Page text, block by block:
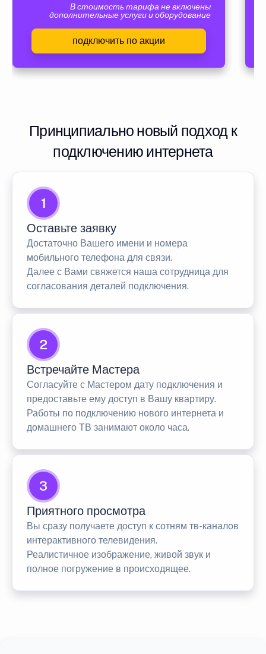
В стоимость тарифа не включены
дополнительные услуги и оборудование
подключить по акции
Принципиально новый подход к
подключению интернета
1
Оставьте заявку
Достаточно Вашего имени и номера
мобильного телефона для связи.
Далее с Вами свяжется наша сотрудница для
согласования деталей подключения.
2
Встречайте Мастера
Согласуйте с Мастером дату подключения и
предоставьте ему доступ в Вашу квартиру.
Работы по подключению нового интернета и
домашнего ТВ занимают около часа.
3
Приятного просмотра
Вы сразу получаете доступ к сотням тв-каналов
интерактивного телевидения.
Реалистичное изображение, живой звук и
полное погружение в происходящее.